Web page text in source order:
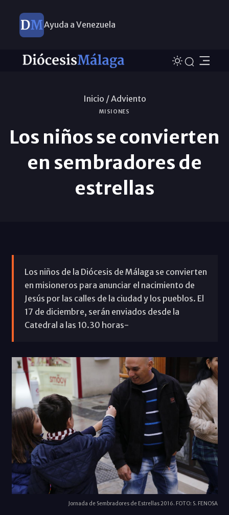
Ayuda a Venezuela
Inicio /Adviento
MISIONES
Los niños se convierten
en sembradores de
estrellas
Los niños de la Diócesis de Málaga se convierten
en misioneros para anunciar el nacimiento de
Jesús por las calles de la ciudad y los pueblos. El
17 de diciembre, serán enviados desde la
Catedral a las 10.30 horas-
Jornada de Sembradores de Estrellas 2016. FOTO: S. FENOSA